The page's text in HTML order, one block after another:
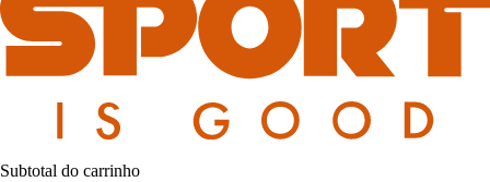
Subtotal do carrinho